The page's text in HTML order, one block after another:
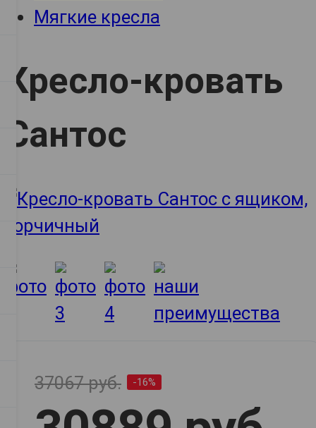
Мягкие кресла
Кресло-кровать
Сантос
37067 руб. -16%